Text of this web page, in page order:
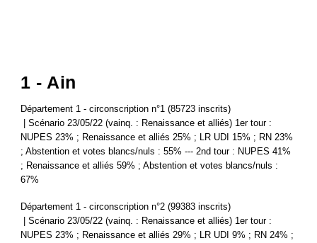
1 - Ain
Département 1 - circonscription n°1 (85723 inscrits)
| Scénario 23/05/22 (vainq. : Renaissance et alliés) 1er tour :
NUPES 23% ; Renaissance et alliés 25% ; LR UDI 15% ; RN 23%
; Abstention et votes blancs/nuls : 55% --- 2nd tour : NUPES 41%
; Renaissance et alliés 59% ; Abstention et votes blancs/nuls :
67%
Département 1 - circonscription n°2 (99383 inscrits)
| Scénario 23/05/22 (vainq. : Renaissance et alliés) 1er tour :
NUPES 23% ; Renaissance et alliés 29% ; LR UDI 9% ; RN 24% ;